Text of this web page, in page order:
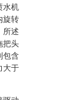
水机
旋转
所述
把头
包含
大于